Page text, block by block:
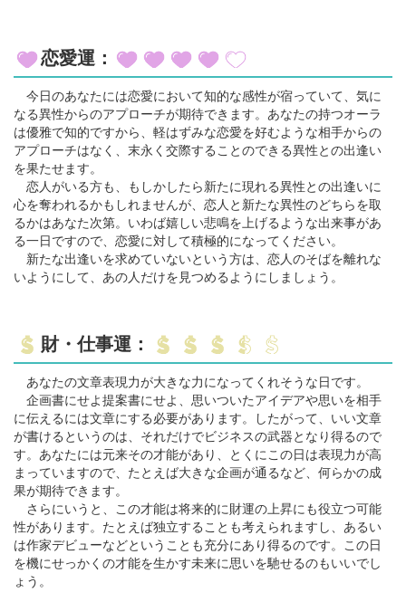
恋愛運：
今日のあなたには恋愛において知的な感性が宿っていて、気に
なる異性からのアプローチが期待できます。あなたの持つオーラ
は優雅で知的ですから、軽はずみな恋愛を好むような相手からの
アプローチはなく、末永く交際することのできる異性との出逢い
を果たせます。
恋人がいる方も、もしかしたら新たに現れる異性との出逢いに
心を奪われるかもしれませんが、恋人と新たな異性のどちらを取
るかはあなた次第。いわば嬉しい悲鳴を上げるような出来事があ
る一日ですので、恋愛に対して積極的になってください。
新たな出逢いを求めていないという方は、恋人のそばを離れな
いようにして、あの人だけを見つめるようにしましょう。
財・仕事運：
あなたの文章表現力が大きな力になってくれそうな日です。
企画書にせよ提案書にせよ、思いついたアイデアや思いを相手
に伝えるには文章にする必要があります。したがって、いい文章
が書けるというのは、それだけでビジネスの武器となり得るので
す。あなたには元来その才能があり、とくにこの日は表現力が高
まっていますので、たとえば大きな企画が通るなど、何らかの成
果が期待できます。
さらにいうと、この才能は将来的に財運の上昇にも役立つ可能
性があります。たとえば独立することも考えられますし、あるい
は作家デビューなどということも充分にあり得るのです。この日
を機にせっかくの才能を生かす未来に思いを馳せるのもいいでし
ょう。